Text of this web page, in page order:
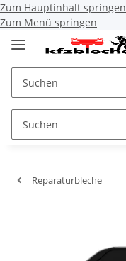
Zum Hauptinhalt springen
Zum Menü springen
Reparaturbleche